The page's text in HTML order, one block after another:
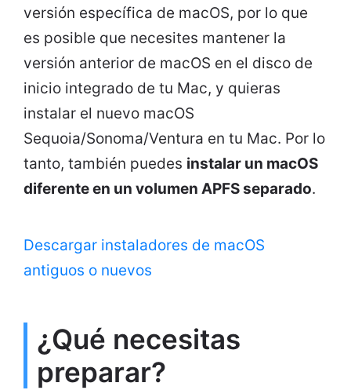
versión específica de macOS, por lo que
es posible que necesites mantener la
versión anterior de macOS en el disco de
inicio integrado de tu Mac, y quieras
instalar el nuevo macOS
Sequoia/Sonoma/Ventura en tu Mac. Por lo
tanto, también puedes instalar un macOS
diferente en un volumen APFS separado.
Descargar instaladores de macOS
antiguos o nuevos
¿Qué necesitas
preparar?